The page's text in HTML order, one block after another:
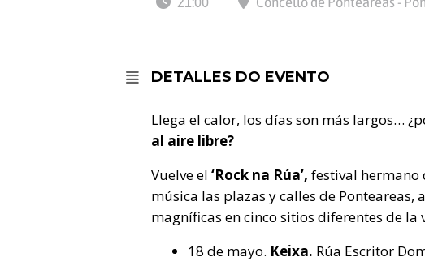
DETALLES DO EVENTO
Llega el calor, los días son más largos…
al aire libre?
Vuelve el ‘Rock na Rúa’, festival hermano
música las plazas y calles de Ponteareas,
magníficas en cinco sitios diferentes de la
18 de mayo. Keixa. Rúa Escritor